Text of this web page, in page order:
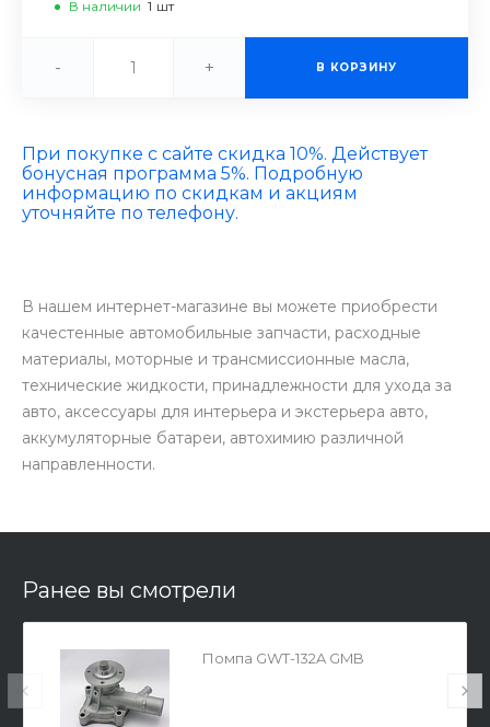
В наличии 1 шт
- + В КОРЗИНУ
При покупке с сайте скидка 10%. Действует
бонусная программа 5%. Подробную
информацию по скидкам и акциям
уточняйте по телефону.
В нашем интернет-магазине вы можете приобрести
качестенные автомобильные запчасти, расходные
материалы, моторные и трансмиссионные масла,
технические жидкости, принадлежности для ухода за
авто, аксессуары для интерьера и экстерьера авто,
аккумуляторные батареи, автохимию различной
направленности.
Ранее вы смотрели
Помпа GWT-132A GMB